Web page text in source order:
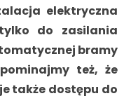
elektryczna
do zasilania
bramy
też, że
także dostępu do